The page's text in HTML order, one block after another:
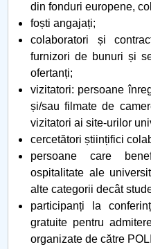
din fonduri europene,
foști angajați;
colaboratori și
furnizori de bunuri și
ofertanți;
vizitatori: persoane
și/sau filmate de
vizitatori ai site-urilor
cercetători științifici
persoane care
ospitalitate ale
alte categorii decât
participanți la
gratuite pentru
organizate de către